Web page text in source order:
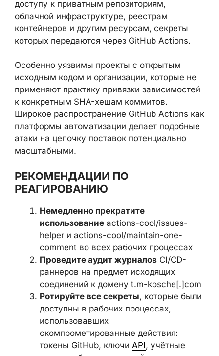
использующих затронутые GitHub Actions в
своих CI/CD-конвейерах. Компрометация
учётных данных раннера может привести к
каскадным последствиям:
приватным репозиториям, облачной
инфраструктуре, реестрам контейнеров и
другим ресурсам, секреты которых
передаются через GitHub Actions.
Особенно уязвимы проекты с открытым
исходным кодом и организации, которые не
применяют практику привязки
коммитов. Широкое распространение
GitHub Actions как платформы
цепочку поставок потенциально
масштабными.
РЕКОМЕНДАЦИИ ПО
РЕАГИРОВАНИЮ
Немедленно прекратите
использованиеactions-cool/issues-
helper и actions-cool/maintain-one-
comment во всех рабочих процессах
Проведите аудит журналов CI/CD-
раннеров на предмет исходящих